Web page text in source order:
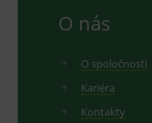
O nás
O spoločnosti
Kariéra
Kontakty